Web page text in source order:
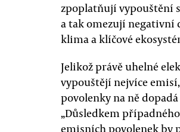
zpoplatňují vypouštění
a tak omezují negativní
klima a klíčové
Jelikož právě uhelné
vypouštějí nejvíce
povolenky na ně
„Důsledkem
emisních povolenek by